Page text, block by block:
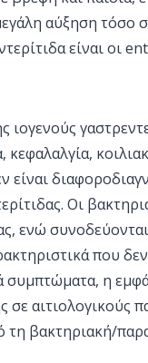
αύξηση τόσο
είναι οι
ιογενούς
Οι
ενώ
που
συμπτώματα, η
σε
τη βακτηριακή/